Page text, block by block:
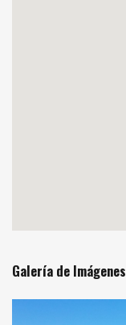
Galería de Imágenes